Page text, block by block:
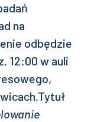
na
odbędzie
12:00 w auli